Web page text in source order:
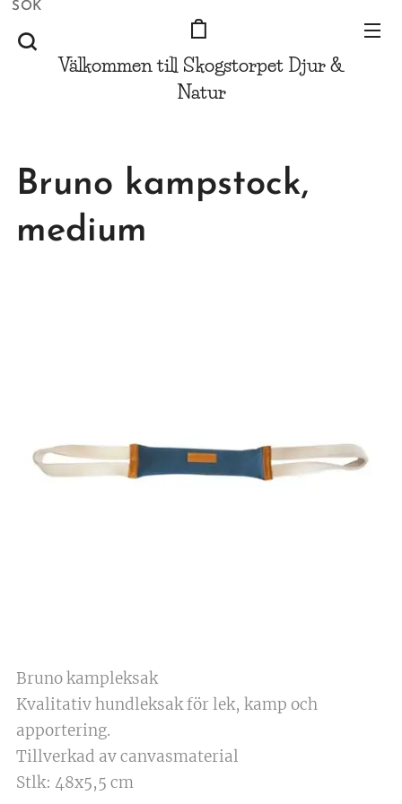
Välkommen till Skogstorpet Djur &
Natur
SÖK
Bruno kampstock,
medium
Bruno kampleksak
Kvalitativ hundleksak för lek, kamp och
apportering.
Tillverkad av canvasmaterial
Stlk: 48x5,5 cm